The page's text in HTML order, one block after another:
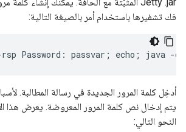
فك تشفيرها باستخدام أمر بالصيغة التالية:
rsp Password : passvar ; echo ; java -cp
أدخِل كلمة المرور الجديدة في رسالة المطالبة.
يتم إدخال نص كلمة المرور المعروضة. يعرض هذا
النحو التالي: